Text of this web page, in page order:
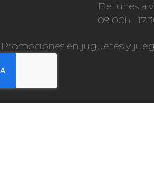
De lunes a
09.00h ·
Promociones en juguetes y